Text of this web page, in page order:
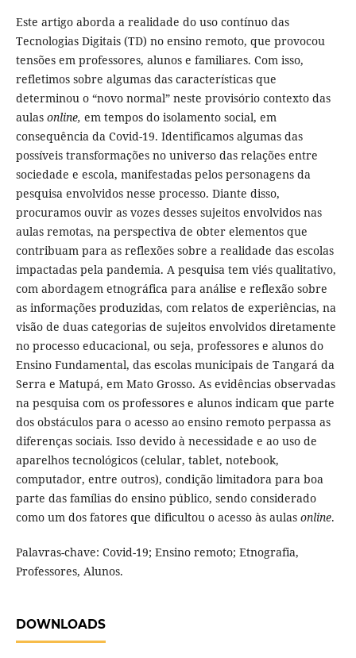
Este artigo aborda a realidade do uso contínuo das
Tecnologias Digitais (TD) no ensino remoto, que provocou
tensões em professores, alunos e familiares. Com isso,
refletimos sobre algumas das características que
determinou o “novo normal” neste provisório contexto das
aulas online, em tempos do isolamento social, em
consequência da Covid-19. Identificamos algumas das
possíveis transformações no universo das relações entre
sociedade e escola, manifestadas pelos personagens da
pesquisa envolvidos nesse processo. Diante disso,
procuramos ouvir as vozes desses sujeitos envolvidos nas
aulas remotas, na perspectiva de obter elementos que
contribuam para as reflexões sobre a realidade das escolas
impactadas pela pandemia. A pesquisa tem viés qualitativo,
com abordagem etnográfica para análise e reflexão sobre
as informações produzidas, com relatos de experiências, na
visão de duas categorias de sujeitos envolvidos diretamente
no processo educacional, ou seja, professores e alunos do
Ensino Fundamental, das escolas municipais de Tangará da
Serra e Matupá, em Mato Grosso. As evidências observadas
na pesquisa com os professores e alunos indicam que parte
dos obstáculos para o acesso ao ensino remoto perpassa as
diferenças sociais. Isso devido à necessidade e ao uso de
aparelhos tecnológicos (celular, tablet, notebook,
computador, entre outros), condição limitadora para boa
parte das famílias do ensino público, sendo considerado
como um dos fatores que dificultou o acesso às aulas online.
Palavras-chave: Covid-19; Ensino remoto; Etnografia,
Professores, Alunos.
DOWNLOADS